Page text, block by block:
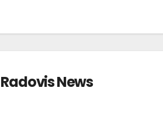
Radovis News